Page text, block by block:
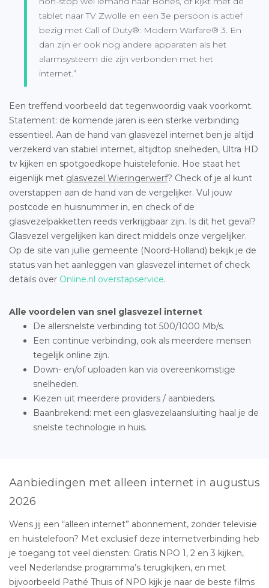
tablet naar TV Zwolle en een 3e persoon is actief
bezig met Call of Duty®: Modern Warfare® 3. En
dan zijn er ook nog andere apparaten als het
alarmsysteem die zijn verbonden met het
internet.”
Een treffend voorbeeld dat tegenwoordig vaak voorkomt.
Statement: de komende jaren is een sterke verbinding
essentieel. Aan de hand van glasvezel internet ben je altijd
verzekerd van stabiel internet, altijdtop snelheden, Ultra HD
tv kijken en spotgoedkope huistelefonie. Hoe staat het
eigenlijk met glasvezel Wieringerwerf? Check of je al kunt
overstappen aan de hand van de vergelijker. Vul jouw
postcode en huisnummer in, en check of de
glasvezelpakketten reeds verkrijgbaar zijn. Is dit het geval?
Glasvezel vergelijken kan direct middels onze vergelijker.
Op de site van jullie gemeente (Noord-Holland) bekijk je de
status van het aanleggen van glasvezel internet of check
details over Online.nl overstapservice.
Alle voordelen van snel glasvezel internet
De allersnelste verbinding tot 500/1000 Mb/s.
Een continue verbinding, ook als meerdere mensen
tegelijk online zijn.
Down- en/of uploaden kan via overeenkomstige
snelheden.
Kiezen uit meerdere providers / aanbieders.
Baanbrekend: met een glasvezelaansluiting haal je de
snelste technologie in huis.
Aanbiedingen met alleen internet in augustus
2026
Wens jij een “alleen internet” abonnement, zonder televisie
en huistelefoon? Met exclusief deze internetverbinding heb
je toegang tot veel diensten: Gratis NPO 1, 2 en 3 kijken,
veel Nederlandse programma’s terugkijken, en met
bijvoorbeeld Pathé Thuis of NPO kijk je naar de beste films